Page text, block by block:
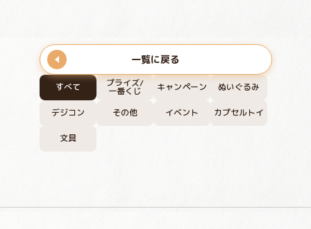
すべて プライズ/
一番くじ キャンペーン ぬいぐるみ
デジコン その他 イベント カプセルトイ
文具
一覧に戻る